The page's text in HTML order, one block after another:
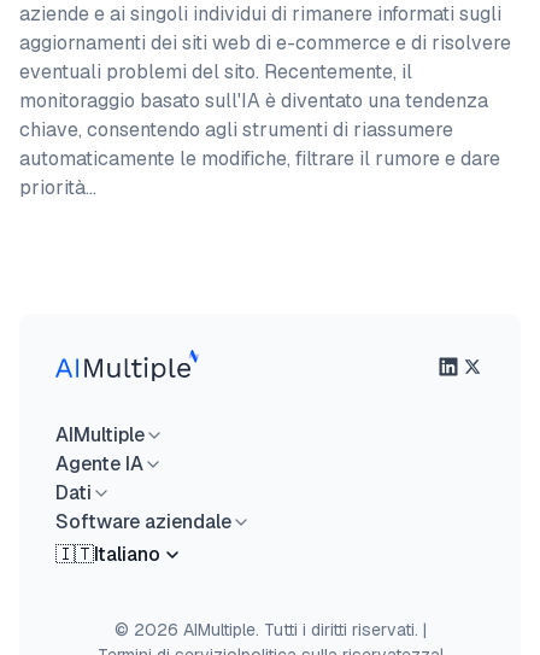
aziende e ai singoli individui di rimanere informati sugli
aggiornamenti dei siti web di e-commerce e di risolvere
eventuali problemi del sito. Recentemente, il
monitoraggio basato sull'IA è diventato una tendenza
chiave, consentendo agli strumenti di riassumere
automaticamente le modifiche, filtrare il rumore e dare
priorità…
AIMultiple
Agente IA
Dati
Software aziendale
🇮🇹Italiano
© 2026 AIMultiple. Tutti i diritti riservati. |